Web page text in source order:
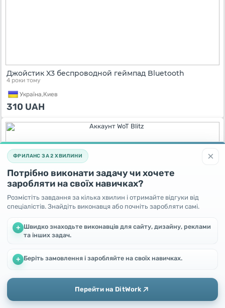
Джойстик X3 беспроводной геймпад Bluetooth
4 роки тому
Україна,Киев
310 UAH
Аккаунт WoT Blitz
4 роки тому
Договірна
×
ФРИЛАНС ЗА 2 ХВИЛИНИ
Потрібно виконати задачу чи хочете
заробляти на своїх навичках?
Розмістіть завдання за кілька хвилин і отримайте відгуки від
спеціалістів. Знайдіть виконавця або почніть заробляти самі.
+ Швидко знаходьте виконавців для сайту, дизайну, реклами
та інших задач.
+ Беріть замовлення і заробляйте на своїх навичках.
Перейти на DitWork
Ми використовуємо файли cookie, щоб покращити роботу та
Додати Головна Повідомлення Профіль